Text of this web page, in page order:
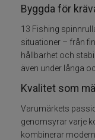
Fiskedrag
Fiskelinor
Småplock
Flugbindning
Byggda för
13 Fishing
situationer – från
hållbarhet och
även under långa
Kvalitet som
Varumärkets
genomsyrar varje
kombinerar